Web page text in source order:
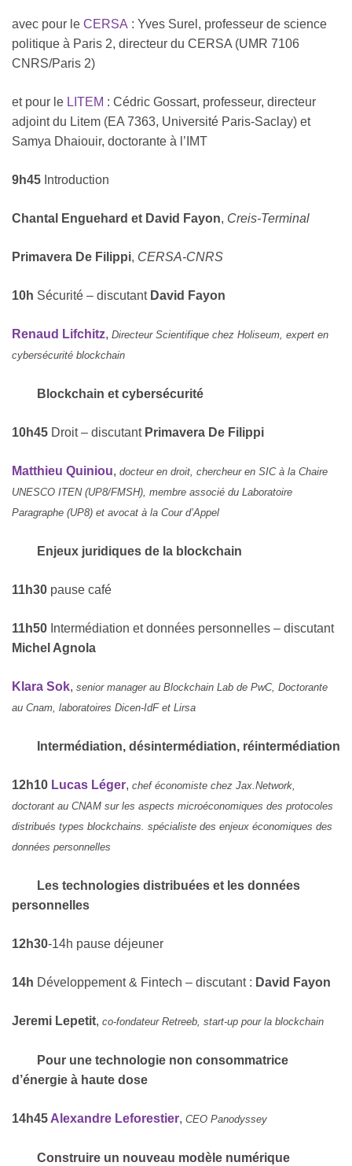
avec pour le CERSA : Yves Surel, professeur de science
politique à Paris 2, directeur du CERSA (UMR 7106
CNRS/Paris 2)
et pour le LITEM : Cédric Gossart, professeur, directeur
adjoint du Litem (EA 7363, Université Paris-Saclay) et
Samya Dhaiouir, doctorante à l’IMT
9h45 Introduction
Chantal Enguehard et David Fayon, Creis-Terminal
Primavera De Filippi, CERSA-CNRS
10h Sécurité – discutant David Fayon
Renaud Lifchitz, Directeur Scientifique chez Holiseum, expert en
cybersécurité blockchain
Blockchain et cybersécurité
10h45 Droit – discutant Primavera De Filippi
Matthieu Quiniou, docteur en droit, chercheur en SIC à la Chaire
UNESCO ITEN (UP8/FMSH), membre associé du Laboratoire
Paragraphe (UP8) et avocat à la Cour d’Appel
Enjeux juridiques de la blockchain
11h30 pause café
11h50 Intermédiation et données personnelles – discutant
Michel Agnola
Klara Sok, senior manager au Blockchain Lab de PwC, Doctorante
au Cnam, laboratoires Dicen-IdF et Lirsa
Intermédiation, désintermédiation, réintermédiation
12h10 Lucas Léger, chef économiste chez Jax.Network,
doctorant au CNAM sur les aspects microéconomiques des protocoles
distribués types blockchains. spécialiste des enjeux économiques des
données personnelles
Les technologies distribuées et les données
personnelles
12h30-14h pause déjeuner
14h Développement & Fintech – discutant : David Fayon
Jeremi Lepetit, co-fondateur Retreeb, start-up pour la blockchain
Pour une technologie non consommatrice
d’énergie à haute dose
14h45 Alexandre Leforestier, CEO Panodyssey
Construire un nouveau modèle numérique